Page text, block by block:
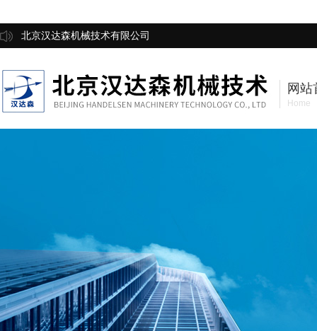
北京汉达森机械技术有限公司
网站
Home